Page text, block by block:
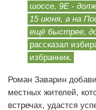
шоссе, 9Е -
15 июня, а на
ещё быстрее,
рассказал
избранник.
Роман Заварин
местных жителей,
встречах, удастся